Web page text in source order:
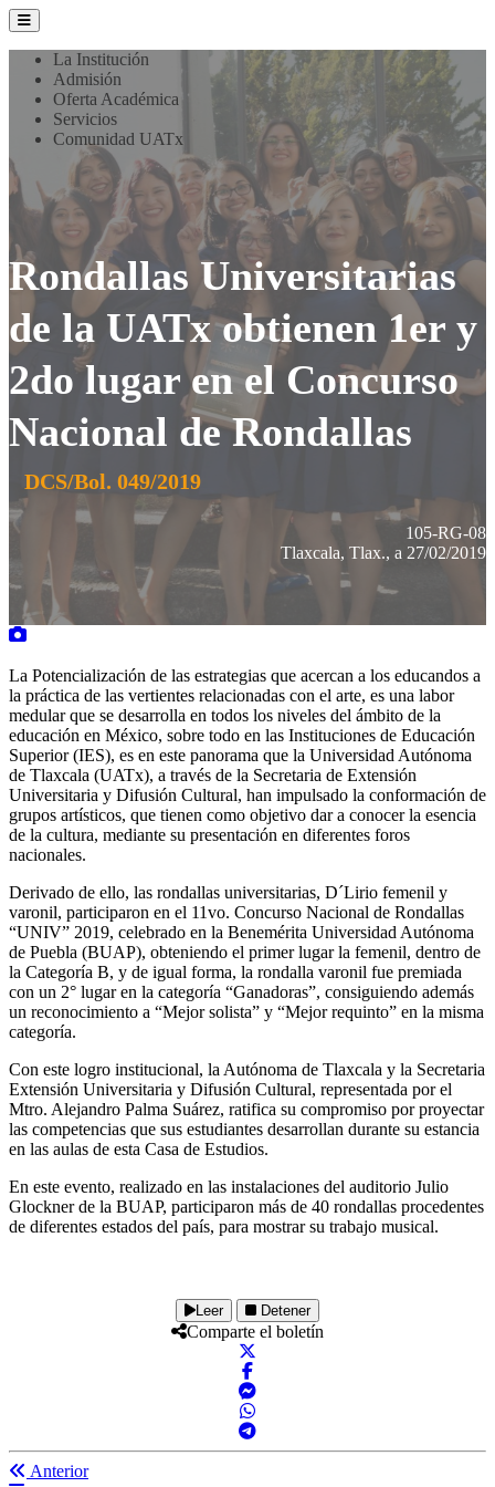
La Institución
Admisión
Oferta Académica
Servicios
Comunidad UATx
Rondallas Universitarias
de la UATx obtienen 1er y
2do lugar en el Concurso
Nacional de Rondallas
DCS/Bol. 049/2019
105-RG-08
Tlaxcala, Tlax., a 27/02/2019
La Potencialización de las estrategias que acercan a los educandos a
la práctica de las vertientes relacionadas con el arte, es una labor
medular que se desarrolla en todos los niveles del ámbito de la
educación en México, sobre todo en las Instituciones de Educación
Superior (IES), es en este panorama que la Universidad Autónoma
de Tlaxcala (UATx), a través de la Secretaria de Extensión
Universitaria y Difusión Cultural, han impulsado la conformación de
grupos artísticos, que tienen como objetivo dar a conocer la esencia
de la cultura, mediante su presentación en diferentes foros
nacionales.
Derivado de ello, las rondallas universitarias, D´Lirio femenil y
varonil, participaron en el 11vo. Concurso Nacional de Rondallas
“UNIV” 2019, celebrado en la Benemérita Universidad Autónoma
de Puebla (BUAP), obteniendo el primer lugar la femenil, dentro de
la Categoría B, y de igual forma, la rondalla varonil fue premiada
con un 2° lugar en la categoría “Ganadoras”, consiguiendo además
un reconocimiento a “Mejor solista” y “Mejor requinto” en la misma
categoría.
Con este logro institucional, la Autónoma de Tlaxcala y la Secretaria
Extensión Universitaria y Difusión Cultural, representada por el
Mtro. Alejandro Palma Suárez, ratifica su compromiso por proyectar
las competencias que sus estudiantes desarrollan durante su estancia
en las aulas de esta Casa de Estudios.
En este evento, realizado en las instalaciones del auditorio Julio
Glockner de la BUAP, participaron más de 40 rondallas procedentes
de diferentes estados del país, para mostrar su trabajo musical.
Leer Detener
Comparte el boletín
Anterior